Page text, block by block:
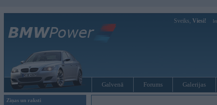
Sveiks, Viesi!
Galvenā Forums Galerijas
Ziņas un raksti